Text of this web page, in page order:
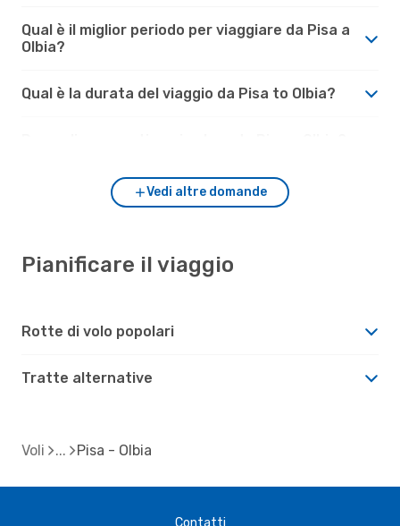
Qual è il miglior periodo per viaggiare da Pisa a
Olbia?
Qual è la durata del viaggio da Pisa to Olbia?
Vedi altre domande
Pianificare il viaggio
Rotte di volo popolari
Tratte alternative
Voli Pisa - Olbia
Contatti